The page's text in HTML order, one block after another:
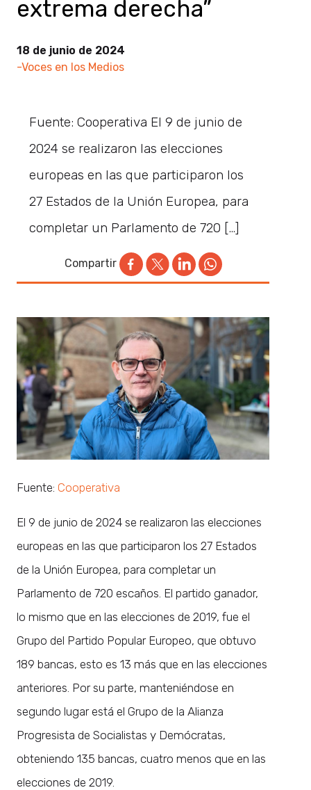
extrema derecha”
18 de junio de 2024
-Voces en los Medios
Fuente: Cooperativa El 9 de junio de
2024 se realizaron las elecciones
europeas en las que participaron los
27 Estados de la Unión Europea, para
completar un Parlamento de 720 […]
Compartir
Fuente: Cooperativa
El 9 de junio de 2024 se realizaron las elecciones
europeas en las que participaron los 27 Estados
de la Unión Europea, para completar un
Parlamento de 720 escaños. El partido ganador,
lo mismo que en las elecciones de 2019, fue el
Grupo del Partido Popular Europeo, que obtuvo
189 bancas, esto es 13 más que en las elecciones
anteriores. Por su parte, manteniéndose en
segundo lugar está el Grupo de la Alianza
Progresista de Socialistas y Demócratas,
obteniendo 135 bancas, cuatro menos que en las
elecciones de 2019.